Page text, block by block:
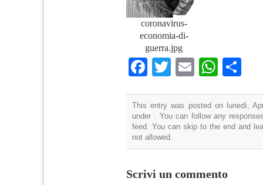
coronavirus-
economia-di-
guerra.jpg
Facebook
TwitterEmail
This entry was posted on lunedì,
under . You can follow any
feed. You can skip to the end and
not allowed.
Scrivi un commento